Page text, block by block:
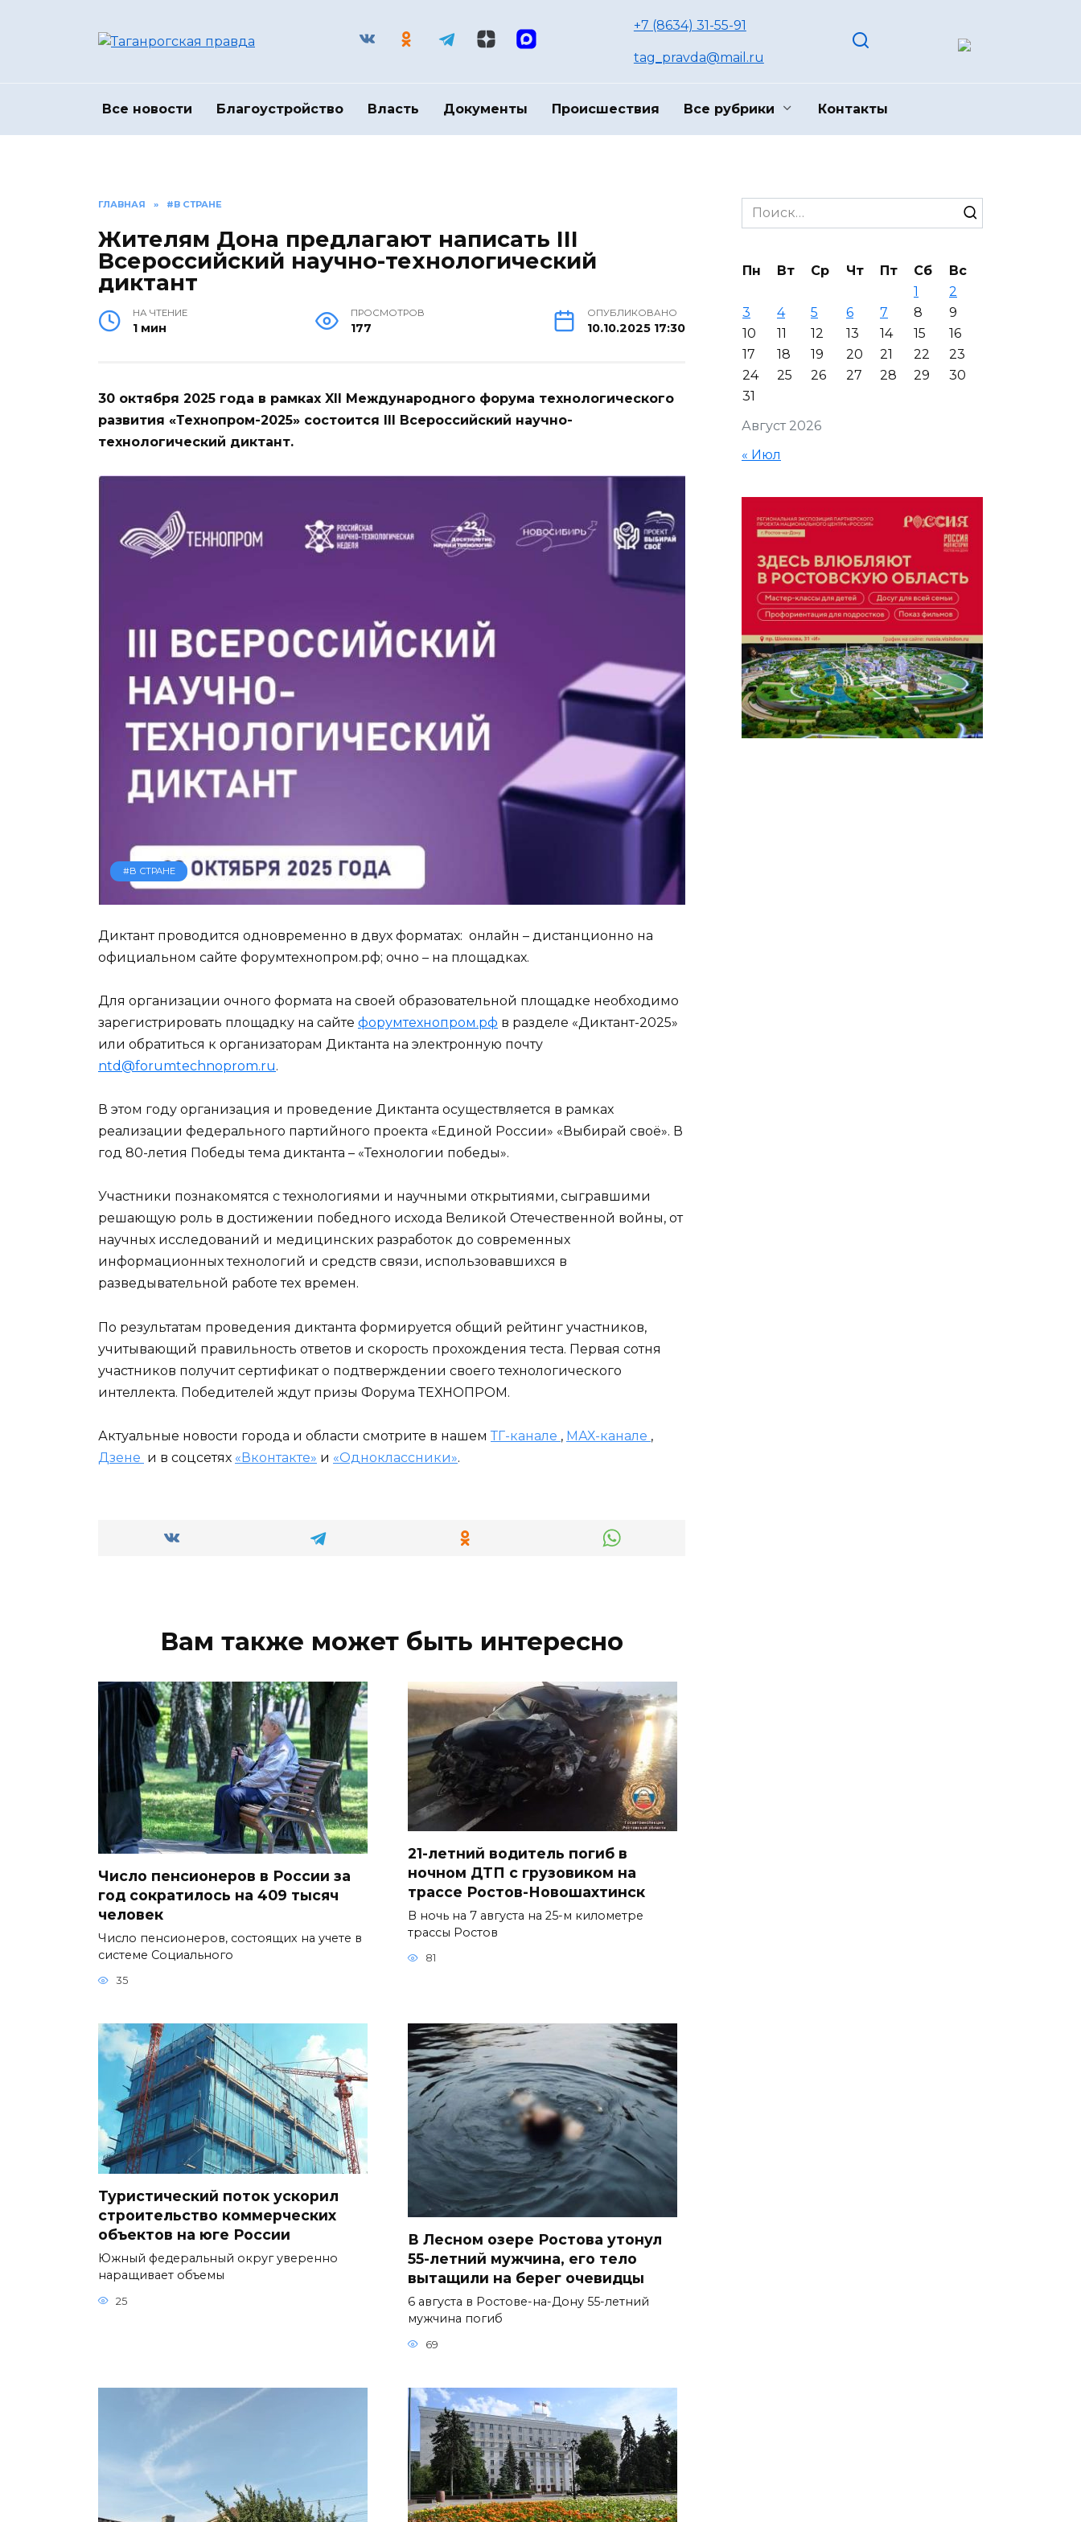
+7 (8634) 31-55-91
tag_pravda@mail.ru
Все новости Благоустройство Власть Документы Происшествия Все рубрики Контакты
ГЛАВНАЯ » #В СТРАНЕ
Жителям Дона предлагают написать III
Всероссийский научно-технологический
диктант
НА ЧТЕНИЕ
1 мин
ПРОСМОТРОВ
177
ОПУБЛИКОВАНО
10.10.2025 17:30
30 октября 2025 года в рамках XII Международного форума технологического
развития «Технопром-2025» состоится III Всероссийский научно-
технологический диктант.
#В СТРАНЕ
Диктант проводится одновременно в двух форматах: онлайн – дистанционно на
официальном сайте форумтехнопром.рф; очно – на площадках.
Для организации очного формата на своей образовательной площадке необходимо
зарегистрировать площадку на сайте форумтехнопром.рф в разделе «Диктант-2025»
или обратиться к организаторам Диктанта на электронную почту
ntd@forumtechnoprom.ru.
В этом году организация и проведение Диктанта осуществляется в рамках
реализации федерального партийного проекта «Единой России» «Выбирай своё». В
год 80-летия Победы тема диктанта – «Технологии победы».
Участники познакомятся с технологиями и научными открытиями, сыгравшими
решающую роль в достижении победного исхода Великой Отечественной войны, от
научных исследований и медицинских разработок до современных
информационных технологий и средств связи, использовавшихся в
разведывательной работе тех времен.
По результатам проведения диктанта формируется общий рейтинг участников,
учитывающий правильность ответов и скорость прохождения теста. Первая сотня
участников получит сертификат о подтверждении своего технологического
интеллекта. Победителей ждут призы Форума ТЕХНОПРОМ.
Актуальные новости города и области смотрите в нашем ТГ-канале , МАХ-канале ,
Дзене и в соцсетях «Вконтакте» и «Одноклассники».
Вам также может быть интересно
Число пенсионеров в России за
год сократилось на 409 тысяч
человек
Число пенсионеров, состоящих на учете в
системе Социального
35
21-летний водитель погиб в
ночном ДТП с грузовиком на
трассе Ростов-Новошахтинск
В ночь на 7 августа на 25-м километре
трассы Ростов
81
Туристический поток ускорил
строительство коммерческих
объектов на юге России
Южный федеральный округ уверенно
наращивает объемы
25
В Лесном озере Ростова утонул
55-летний мужчина, его тело
вытащили на берег очевидцы
6 августа в Ростове-на-Дону 55-летний
мужчина погиб
69
Search
for:
Август 2026
Пн Вт Ср Чт Пт Сб
Вс
1
2
3
4 5 6 7 8
9
10
11 12 13 14 15
16
17
18 19 20 21 22
23
24
25 26 27 28 29
30
31
« Июл